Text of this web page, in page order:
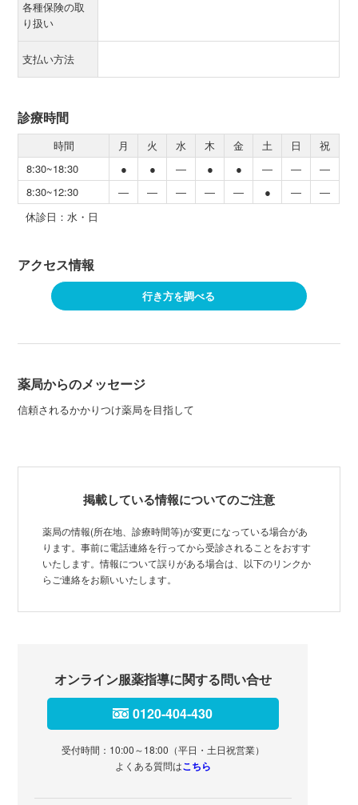
各種保険の取
り扱い
支払い方法
診療時間
時間 月 火 水 木 金 土 日
祝
8:30~18:30
● ● ― ● ● ― ―
―
8:30~12:30
― ― ― ― ― ● ―
―
休診日：水・日
アクセス情報
行き方を調べる
薬局からのメッセージ
信頼されるかかりつけ薬局を目指して
掲載している情報についてのご注意
薬局の情報(所在地、診療時間等)が変更になっている場合があ
ります。事前に電話連絡を行ってから受診されることをおすす
いたします。情報について誤りがある場合は、以下のリンクか
らご連絡をお願いいたします。
オンライン服薬指導に関する問い合せ
0120-404-430
受付時間：10:00～18:00（平日・土日祝営業）
よくある質問はこちら